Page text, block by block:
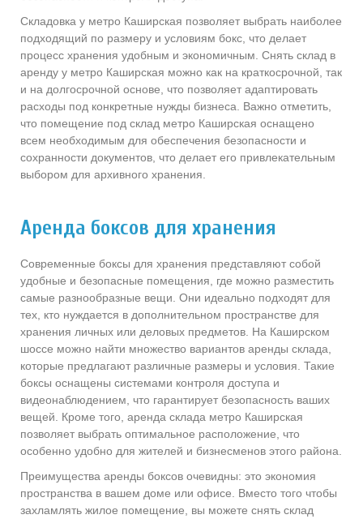
Складовка у метро Каширская позволяет выбрать наиболее
подходящий по размеру и условиям бокс, что делает
процесс хранения удобным и экономичным. Снять склад в
аренду у метро Каширская можно как на краткосрочной, так
и на долгосрочной основе, что позволяет адаптировать
расходы под конкретные нужды бизнеса. Важно отметить,
что помещение под склад метро Каширская оснащено
всем необходимым для обеспечения безопасности и
сохранности документов, что делает его привлекательным
выбором для архивного хранения.
Аренда боксов для хранения
Современные боксы для хранения представляют собой
удобные и безопасные помещения, где можно разместить
самые разнообразные вещи. Они идеально подходят для
тех, кто нуждается в дополнительном пространстве для
хранения личных или деловых предметов. На Каширском
шоссе можно найти множество вариантов аренды склада,
которые предлагают различные размеры и условия. Такие
боксы оснащены системами контроля доступа и
видеонаблюдением, что гарантирует безопасность ваших
вещей. Кроме того, аренда склада метро Каширская
позволяет выбрать оптимальное расположение, что
особенно удобно для жителей и бизнесменов этого района.
Преимущества аренды боксов очевидны: это экономия
пространства в вашем доме или офисе. Вместо того чтобы
захламлять жилое помещение, вы можете снять склад